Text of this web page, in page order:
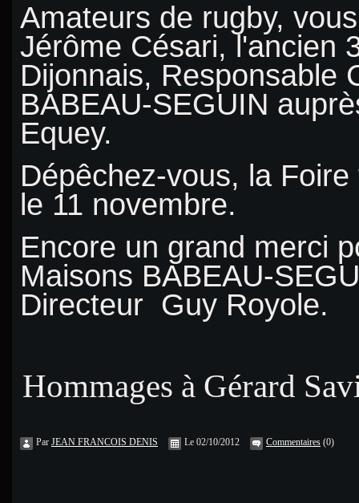
Amateurs de rugby,
Jérôme Césari, l'ancien
Dijonnais, Responsable
BABEAU-SEGUIN
Equey.
Dépêchez-vous, la
le 11 novembre.
Encore un grand merci
Maisons BABEAU-
Directeur Guy Royole.
Hommages à Gérard
Par JEAN FRANCOIS DENIS Le 02/10/2012 Commentaires (0)